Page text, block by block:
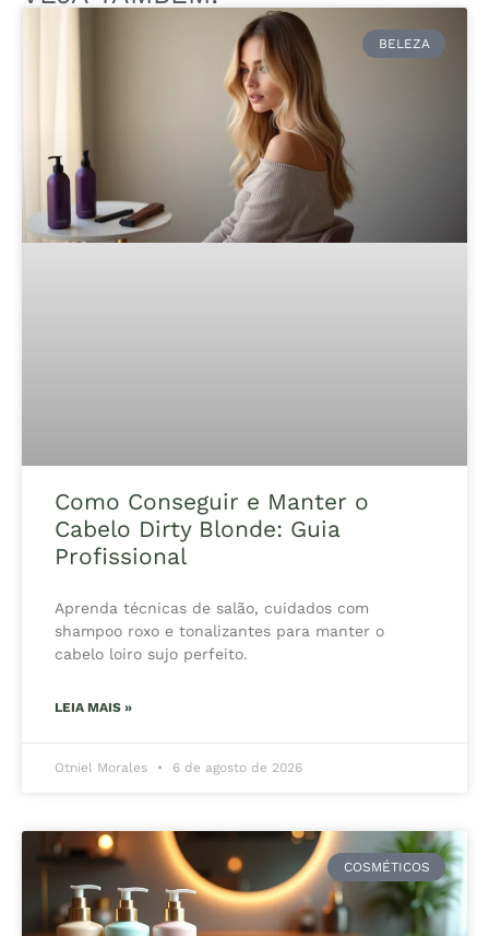
BELEZA
Como Conseguir e Manter o
Cabelo Dirty Blonde: Guia
Profissional
Aprenda técnicas de salão, cuidados com
shampoo roxo e tonalizantes para manter o
cabelo loiro sujo perfeito.
LEIA MAIS »
Otniel Morales 6 de agosto de 2026
COSMÉTICOS